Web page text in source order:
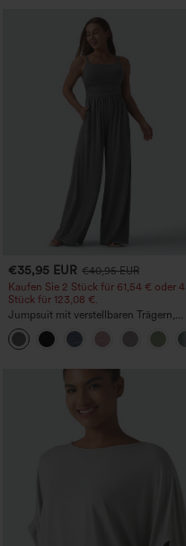
€35,95 EUR €40,95 EUR
Kaufen Sie 2 Stück für 61,54 € oder 4
Stück für 123,08 €.
Jumpsuit mit verstellbaren Trägern,
gerafftem Detail, weitem Bein und
meliertem Stoff, lässig, mit Taschen -
Easy Peezy